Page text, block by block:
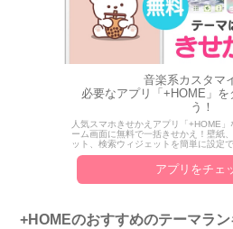
音楽系カスタマ
必要なアプリ「+HOME」を
う！
人気スマホきせかえアプリ「+HOME
ーム画面に無料で一括きせかえ！壁紙
ット、検索ウィジェットを簡単に設定
アプリをチェ
+HOMEのおすすめのテーマラ